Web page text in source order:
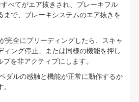
べてがエア抜きされ、ブレーキフル
まで、ブレーキシステムのエア抜きを
完全にブリーディングしたら、スキャ
ィング停止」または同様の機能を押し
を非アクティブにします。
ダルの感触と機能が正常に動作するか